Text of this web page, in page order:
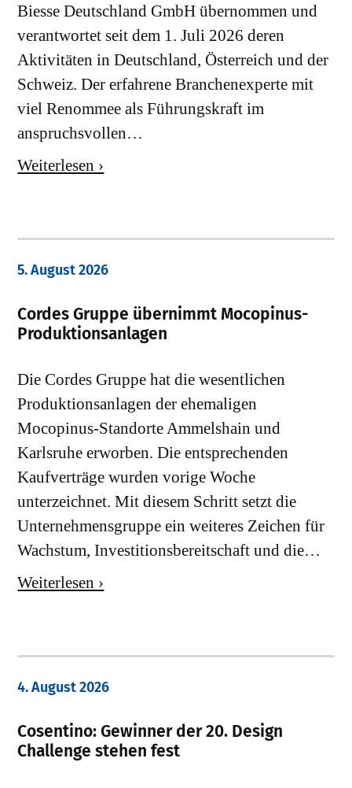
Biesse Deutschland GmbH übernommen und
verantwortet seit dem 1. Juli 2026 deren
Aktivitäten in Deutschland, Österreich und der
Schweiz. Der erfahrene Branchenexperte mit
viel Renommee als Führungskraft im
anspruchsvollen…
Weiterlesen ›
5. August 2026
Cordes Gruppe übernimmt Mocopinus-
Produktionsanlagen
Die Cordes Gruppe hat die wesentlichen
Produktionsanlagen der ehemaligen
Mocopinus-Standorte Ammelshain und
Karlsruhe erworben. Die entsprechenden
Kaufverträge wurden vorige Woche
unterzeichnet. Mit diesem Schritt setzt die
Unternehmensgruppe ein weiteres Zeichen für
Wachstum, Investitionsbereitschaft und die…
Weiterlesen ›
4. August 2026
Cosentino: Gewinner der 20. Design
Challenge stehen fest